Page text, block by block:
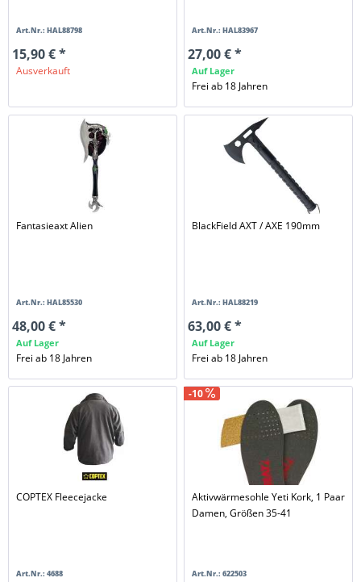
Art.Nr.: HAL88798
15,90 € *
Ausverkauft
Art.Nr.: HAL83967
27,00 € *
Auf Lager
Frei ab 18 Jahren
Fantasieaxt Alien
Art.Nr.: HAL85530
48,00 € *
Auf Lager
Frei ab 18 Jahren
BlackField AXT / AXE 190mm
Art.Nr.: HAL88219
63,00 € *
Auf Lager
Frei ab 18 Jahren
COPTEX Fleecejacke
Art.Nr.: 4688
-10
Aktivwärmesohle Yeti Kork, 1 Paar
Damen, Größen 35-41
Art.Nr.: 622503